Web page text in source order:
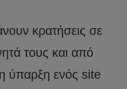
κρατήσεις σε
τους και από
ύπαρξη ενός site